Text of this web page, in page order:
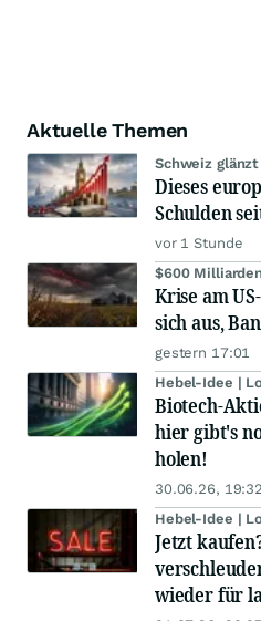
Aktuelle Themen
Schweiz glänzt
Dieses
Schulden
vor 1 Stunde
$600
Krise am
sich aus,
gestern 17:01
Hebel-Idee |
Biotech-
hier gibt's
holen!
30.06.26, 19:32
Hebel-Idee |
Jetzt
wieder für